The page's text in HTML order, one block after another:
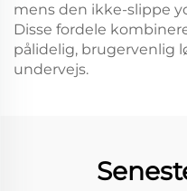
mens den ikke-slippe
Disse fordele
pålidelig, brugervenlig
undervejs.